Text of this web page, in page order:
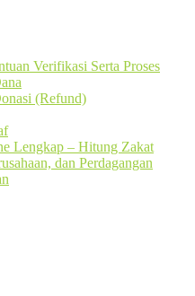
Verifikasi Serta Proses
(Refund)
Lengkap – Hitung Zakat
dan Perdagangan